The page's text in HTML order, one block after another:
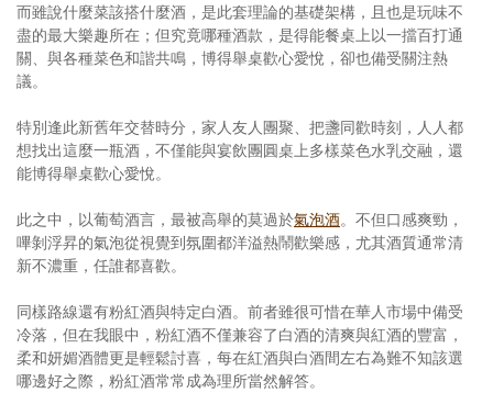
媒體報導一覽
合作與代言
而雖說什麼菜該搭什麼酒，是此套理論的基礎架構，且也是玩味不
盡的最大樂趣所在；但究竟哪種酒款，是得能餐桌上以一擋百打通
關、與各種菜色和諧共鳴，博得舉桌歡心愛悅，卻也備受關注熱
議。
特別逢此新舊年交替時分，家人友人團聚、把盞同歡時刻，人人都
想找出這麼一瓶酒，不僅能與宴飲團圓桌上多樣菜色水乳交融，還
能博得舉桌歡心愛悅。
此之中，以葡萄酒言，最被高舉的莫過於氣泡酒。不但口感爽勁，
嗶剝浮昇的氣泡從視覺到氛圍都洋溢熱鬧歡樂感，尤其酒質通常清
新不濃重，任誰都喜歡。
同樣路線還有粉紅酒與特定白酒。前者雖很可惜在華人市場中備受
冷落，但在我眼中，粉紅酒不僅兼容了白酒的清爽與紅酒的豐富，
柔和妍媚酒體更是輕鬆討喜，每在紅酒與白酒間左右為難不知該選
哪邊好之際，粉紅酒常常成為理所當然解答。